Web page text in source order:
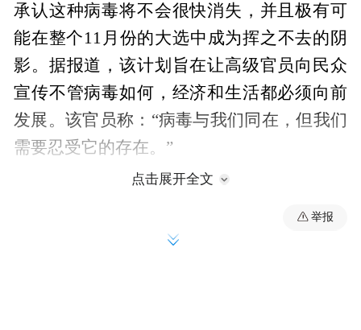
承认这种病毒将不会很快消失，并且极有可
能在整个11月份的大选中成为挥之不去的阴
影。据报道，该计划旨在让高级官员向民众
宣传不管病毒如何，经济和生活都必须向前
发展。该官员称：“病毒与我们同在，但我们
需要忍受它的存在。”
点击展开全文
举报